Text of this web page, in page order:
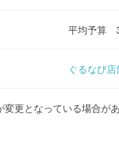
平均予算
ぐるなび店
変更となっている場合が